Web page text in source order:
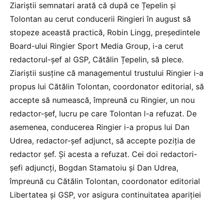
Ziariștii semnatari arată că după ce Țepelin și
Tolontan au cerut conducerii Ringieri în august să
stopeze această practică, Robin Lingg, președintele
Board-ului Ringier Sport Media Group, i-a cerut
redactorul-șef al GSP, Cătălin Țepelin, să plece.
Ziariștii susține că managementul trustului Ringier i-a
propus lui Cătălin Tolontan, coordonator editorial, să
accepte să numească, împreună cu Ringier, un nou
redactor-șef, lucru pe care Tolontan l-a refuzat. De
asemenea, conducerea Ringier i-a propus lui Dan
Udrea, redactor-șef adjunct, să accepte poziția de
redactor șef. Și acesta a refuzat. Cei doi redactori-
șefi adjuncți, Bogdan Stamatoiu și Dan Udrea,
împreună cu Cătălin Tolontan, coordonator editorial
Libertatea și GSP, vor asigura continuitatea apariției